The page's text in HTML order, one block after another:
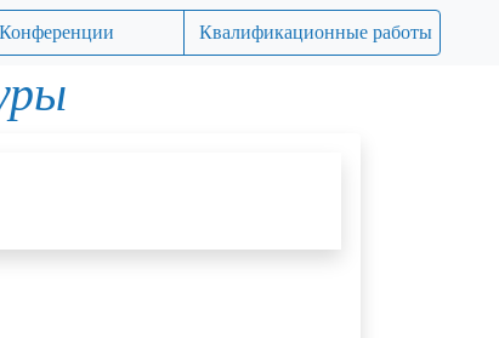
Конференции Квалификационные работы